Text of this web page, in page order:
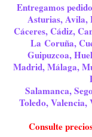
Entregamos
Asturias, Avila,
Cáceres, Cádiz,
La Coruña,
Guipuzcoa,
Madrid, Málaga,
Salamanca,
Toledo,
Consulte